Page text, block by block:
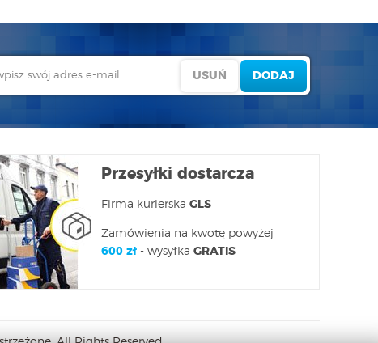
Przesyłki dostarcza
Firma kurierska GLS
Zamówienia na kwotę powyżej
600 zł- wysyłka GRATIS